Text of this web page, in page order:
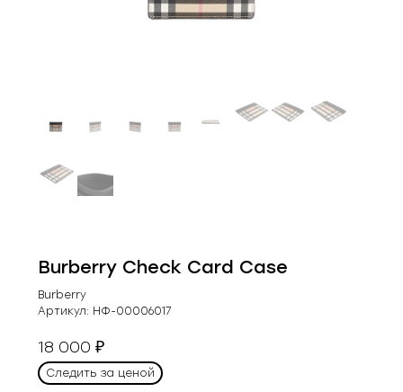
Burberry Check Card Case
Burberry
Артикул: НФ-00006017
18 000₽
Следить за ценой